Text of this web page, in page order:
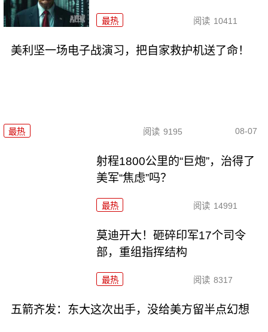
最热 阅读 10411
美利坚一场电子战演习，把自家救护机送了命！
最热 阅读 9195 08-07
射程1800公里的“巨炮”，治得了
美军“焦虑”吗？
最热 阅读 14991
莫迪开大！砸碎印军17个司令
部，重组指挥结构
最热 阅读 8317
五箭齐发：东大这次出手，没给美方留半点幻想